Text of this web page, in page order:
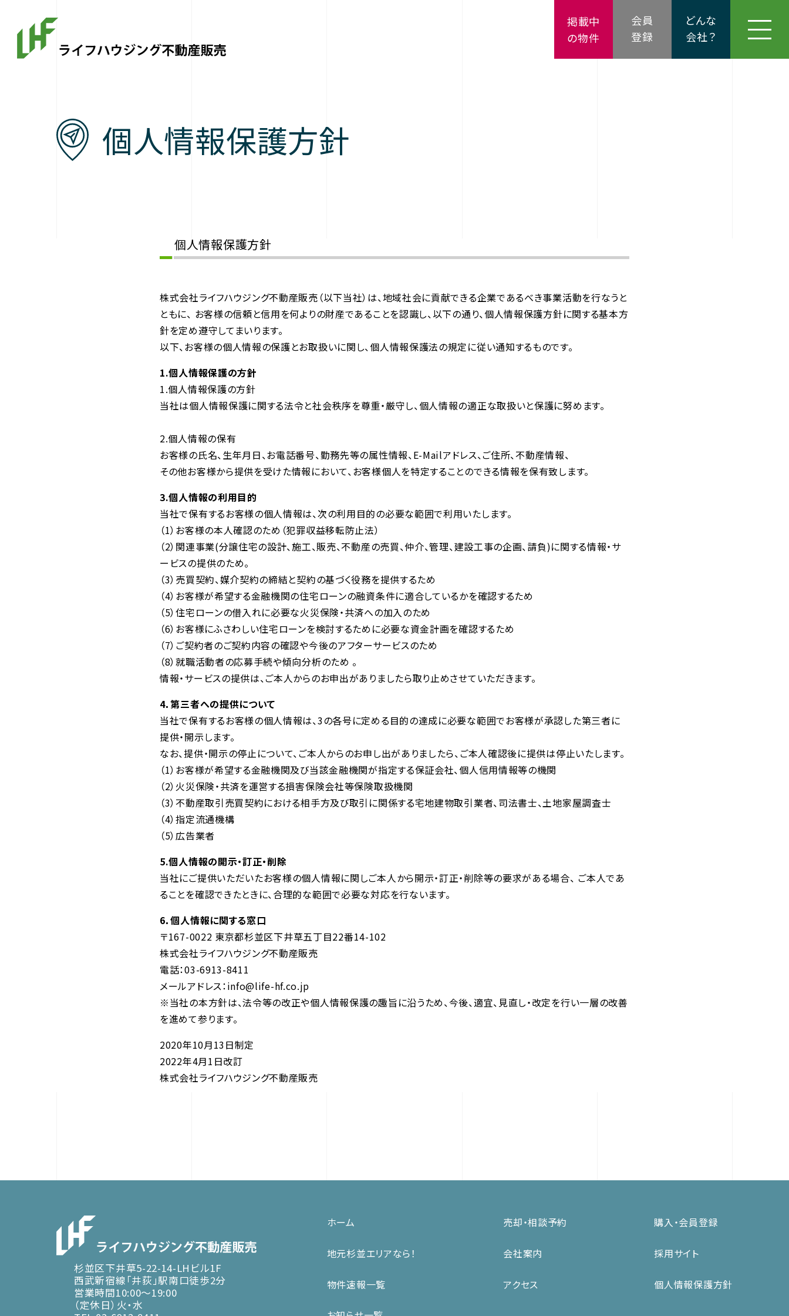
個人情報保護方針
個人情報保護方針
株式会社ライフハウジング不動産販売（以下当社）は、地域社会に貢献できる企業であるべき事業活動を行なうと
ともに、 お客様の信頼と信用を何よりの財産であることを認識し、以下の通り、個人情報保護方針に関する基本方
針を定め遵守してまいります。
以下、お客様の個人情報の保護とお取扱いに関し、個人情報保護法の規定に従い通知するものです。
1.個人情報保護の方針
1.個人情報保護の方針
当社は個人情報保護に関する法令と社会秩序を尊重・厳守し、個人情報の適正な取扱いと保護に努めます。
2.個人情報の保有
お客様の氏名、生年月日、お電話番号、勤務先等の属性情報、E-Mailアドレス、ご住所、不動産情報、
その他お客様から提供を受けた情報において、お客様個人を特定することのできる情報を保有致します。
3.個人情報の利用目的
当社で保有するお客様の個人情報は、次の利用目的の必要な範囲で利用いたします。
（1）お客様の本人確認のため（犯罪収益移転防止法）
（2）関連事業(分譲住宅の設計、施工、販売、不動産の売買、仲介、管理、建設工事の企画、請負)に関する情報・サ
ービスの提供のため。
（3）売買契約、媒介契約の締結と契約の基づく役務を提供するため
（4）お客様が希望する金融機関の住宅ローンの融資条件に適合しているかを確認するため
（5）住宅ローンの借入れに必要な火災保険・共済への加入のため
（6）お客様にふさわしい住宅ローンを検討するために必要な資金計画を確認するため
（7）ご契約者のご契約内容の確認や今後のアフターサービスのため
（8）就職活動者の応募手続や傾向分析のため 。
情報・サービスの提供は、ご本人からのお申出がありましたら取り止めさせていただきます。
4．第三者への提供について
当社で保有するお客様の個人情報は、3の各号に定める目的の達成に必要な範囲でお客様が承認した第三者に
提供・開示します。
なお、提供・開示の停止について、ご本人からのお申し出がありましたら、ご本人確認後に提供は停止いたします。
（1）お客様が希望する金融機関及び当該金融機関が指定する保証会社、個人信用情報等の機関
（2）火災保険・共済を運営する損害保険会社等保険取扱機関
（3）不動産取引売買契約における相手方及び取引に関係する宅地建物取引業者、司法書士、土地家屋調査士
（4）指定流通機構
（5）広告業者
5.個人情報の開示・訂正・削除
当社にご提供いただいたお客様の個人情報に関しご本人から開示・訂正・削除等の要求がある場合、 ご本人であ
ることを確認できたときに、合理的な範囲で必要な対応を行ないます。
6．個人情報に関する窓口
〒167-0022 東京都杉並区下井草五丁目22番14-102
株式会社ライフハウジング不動産販売
電話：03-6913-8411
メールアドレス：info@life-hf.co.jp
※当社の本方針は、法令等の改正や個人情報保護の趣旨に沿うため、今後、適宜、見直し・改定を行い一層の改善
を進めて参ります。
2020年10月13日制定
2022年4月1日改訂
株式会社ライフハウジング不動産販売
杉並区下井草5-22-14-LHビル1F
西武新宿線「井荻」駅南口徒歩2分
営業時間10:00～19:00
（定休日）火・水
ホーム
地元杉並エリアなら！
物件速報一覧
売却・相談予約
会社案内
アクセス
購入・会員登録
採用サイト
個人情報保護方針
会員
登録
どんな
会社？
掲載中
の物件